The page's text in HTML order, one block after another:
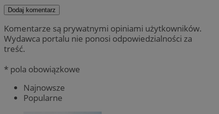
Dodaj komentarz
Komentarze są prywatnymi opiniami użytkowników.
Wydawca portalu nie ponosi odpowiedzialności za
treść.
* pola obowiązkowe
Najnowsze
Popularne